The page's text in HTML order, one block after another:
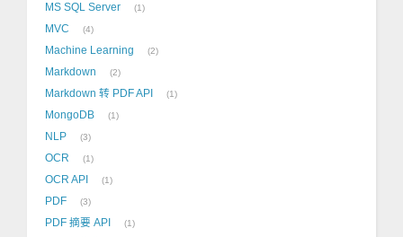
MS SQL Server 1
MVC 4
Machine Learning 2
Markdown 2
Markdown 转 PDF API 1
MongoDB 1
NLP 3
OCR 1
OCR API 1
PDF 3
PDF 摘要 API 1